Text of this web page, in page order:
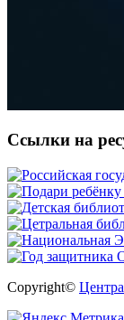
Ссылки на
Copyright©